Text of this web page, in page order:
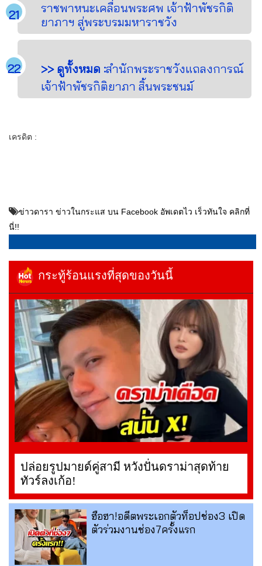
ราชพาหนะเคลื่อนพระศพ เจ้าฟ้าพัชรกิติ
ยาภาฯ สู่พระบรมมหาราชวัง
>> ดูทั้งหมด :สำนักพระราชวังแถลงการณ์
เจ้าฟ้าพัชรกิติยาภา สิ้นพระชนม์
เครดิต :
ข่าวดารา ข่าวในกระแส บน Facebook อัพเดตไว เร็วทันใจ คลิกที่
นี่!!
กระทู้ร้อนแรงที่สุดของวันนี้
ปล่อยรูปมายด์คู่สามี หวังปั่นดราม่าสุดท้าย
ทัวร์ลงเก้อ!
ฮือฮา!อดีตพระเอกตัวท็อปช่อง3 เปิด
ตัวร่วมงานช่อง7ครั้งแรก